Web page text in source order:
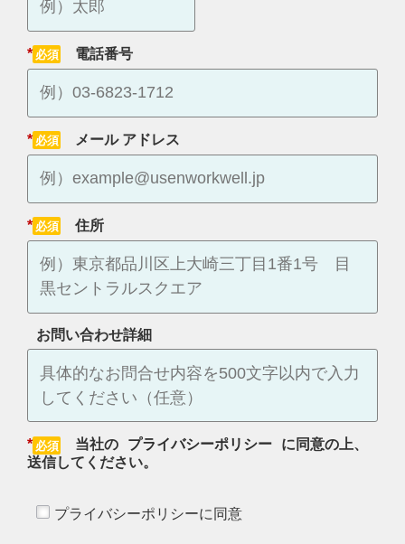
* 電話番号
* メール アドレス
* 住所
お問い合わせ詳細
* 当社の プライバシーポリシー
に同意の上、
送信してください。
プライバシーポリシーに同意